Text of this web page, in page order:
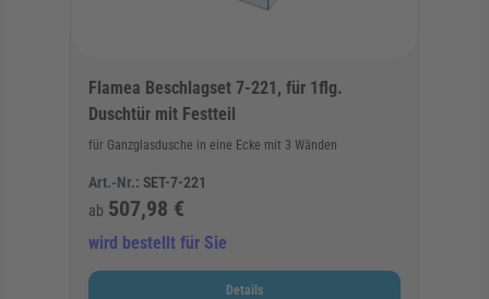
Flamea Beschlagset 7-221, für 1flg.
Duschtür mit Festteil
für Ganzglasdusche in eine Ecke mit 3 Wänden
Art.-Nr.: SET-7-221
ab 507,98 €
wird bestellt für Sie
Details